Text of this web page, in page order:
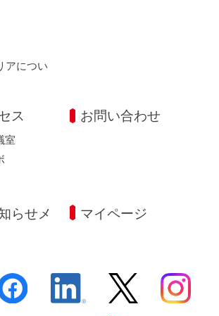
アについ
ス
室
お問い合わせ
らせメ
マイページ